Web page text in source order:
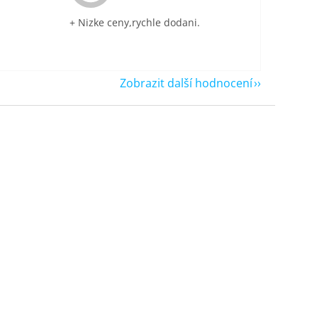
+ Nizke ceny,rychle dodani.
Zobrazit další hodnocení